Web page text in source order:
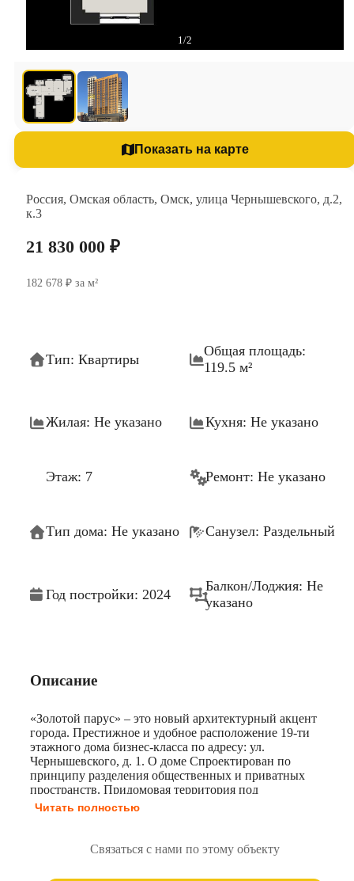
1/2
Показать на карте
Россия, Омская область, Омск, улица Чернышевского, д.2,
к.3
21 830 000 ₽
182 678 ₽ за м²
Тип: Квартиры
Общая площадь:
119.5 м²
Жилая: Не указано Кухня: Не указано
Этаж: 7 Ремонт: Не указано
Тип дома: Не указано Санузел: Раздельный
Год постройки: 2024
Балкон/Лоджия: Не
указано
Описание
«Золотой парус» – это новый архитектурный акцент
города. Престижное и удобное расположение 19-ти
этажного дома бизнес-класса по адресу: ул.
Чернышевского, д. 1. О доме Спроектирован по
принципу разделения общественных и приватных
пространств. Придомовая территория под
круглосуточным видеонаблюдением исключает
инфраструктура. • Ничего лишнего: коробы под
Читать полностью
Связаться с нами по этому объекту